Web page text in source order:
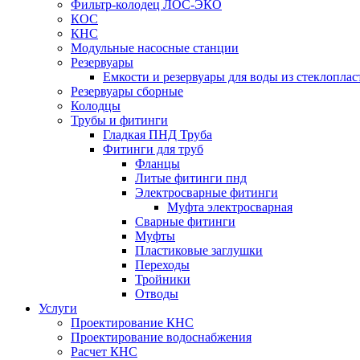
Фильтр-колодец ЛОС-ЭКО
КОС
КНС
Модульные насосные станции
Резервуары
Емкости и резервуары для воды из
Резервуары сборные
Колодцы
Трубы и фитинги
Гладкая ПНД Труба
Фитинги для труб
Фланцы
Литые фитинги пнд
Электросварные фитинги
Муфта электросварная
Сварные фитинги
Муфты
Пластиковые заглушки
Переходы
Тройники
Отводы
Услуги
Проектирование КНС
Проектирование водоснабжения
Расчет КНС